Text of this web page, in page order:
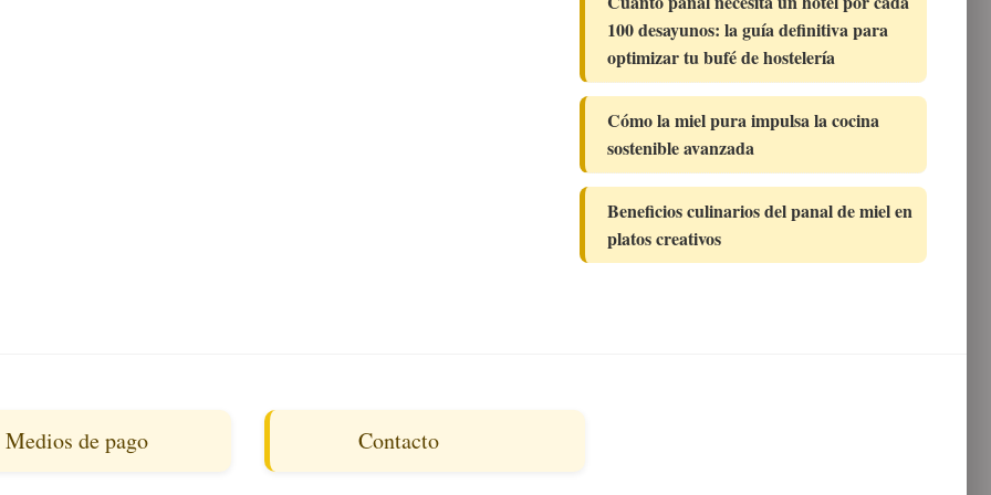
100 desayunos: la guía definitiva para
optimizar tu bufé de hostelería
Cómo la miel pura impulsa la cocina
sostenible avanzada
Beneficios culinarios del panal de miel en
platos creativos
Medios de pago Contacto